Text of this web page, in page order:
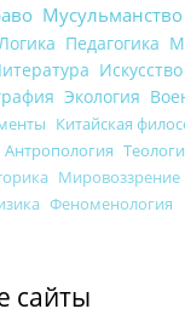
Мусульманство
Логика Педагогика
Искусство
Экология
Китайская
Антропология
Мировоззрение
Феноменология
сайты